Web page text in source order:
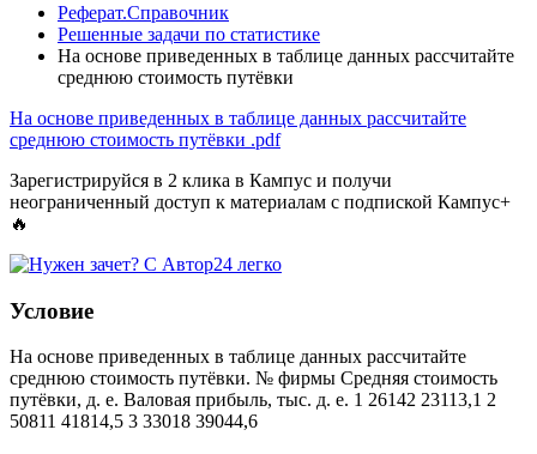
Реферат.Справочник
Решенные задачи по статистике
На основе приведенных в таблице данных рассчитайте
среднюю стоимость путёвки
На основе приведенных в таблице данных рассчитайте
среднюю стоимость путёвки .pdf
Зарегистрируйся в 2 клика в Кампус и получи
неограниченный доступ к материалам с подпиской Кампус+
🔥
Условие
На основе приведенных в таблице данных рассчитайте
среднюю стоимость путёвки. № фирмы Средняя стоимость
путёвки, д. е. Валовая прибыль, тыс. д. е. 1 26142 23113,1 2
50811 41814,5 3 33018 39044,6